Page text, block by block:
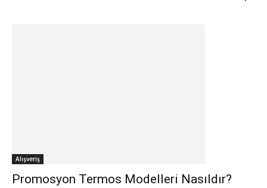
Alışveriş
Promosyon Termos Modelleri Nasıldır?